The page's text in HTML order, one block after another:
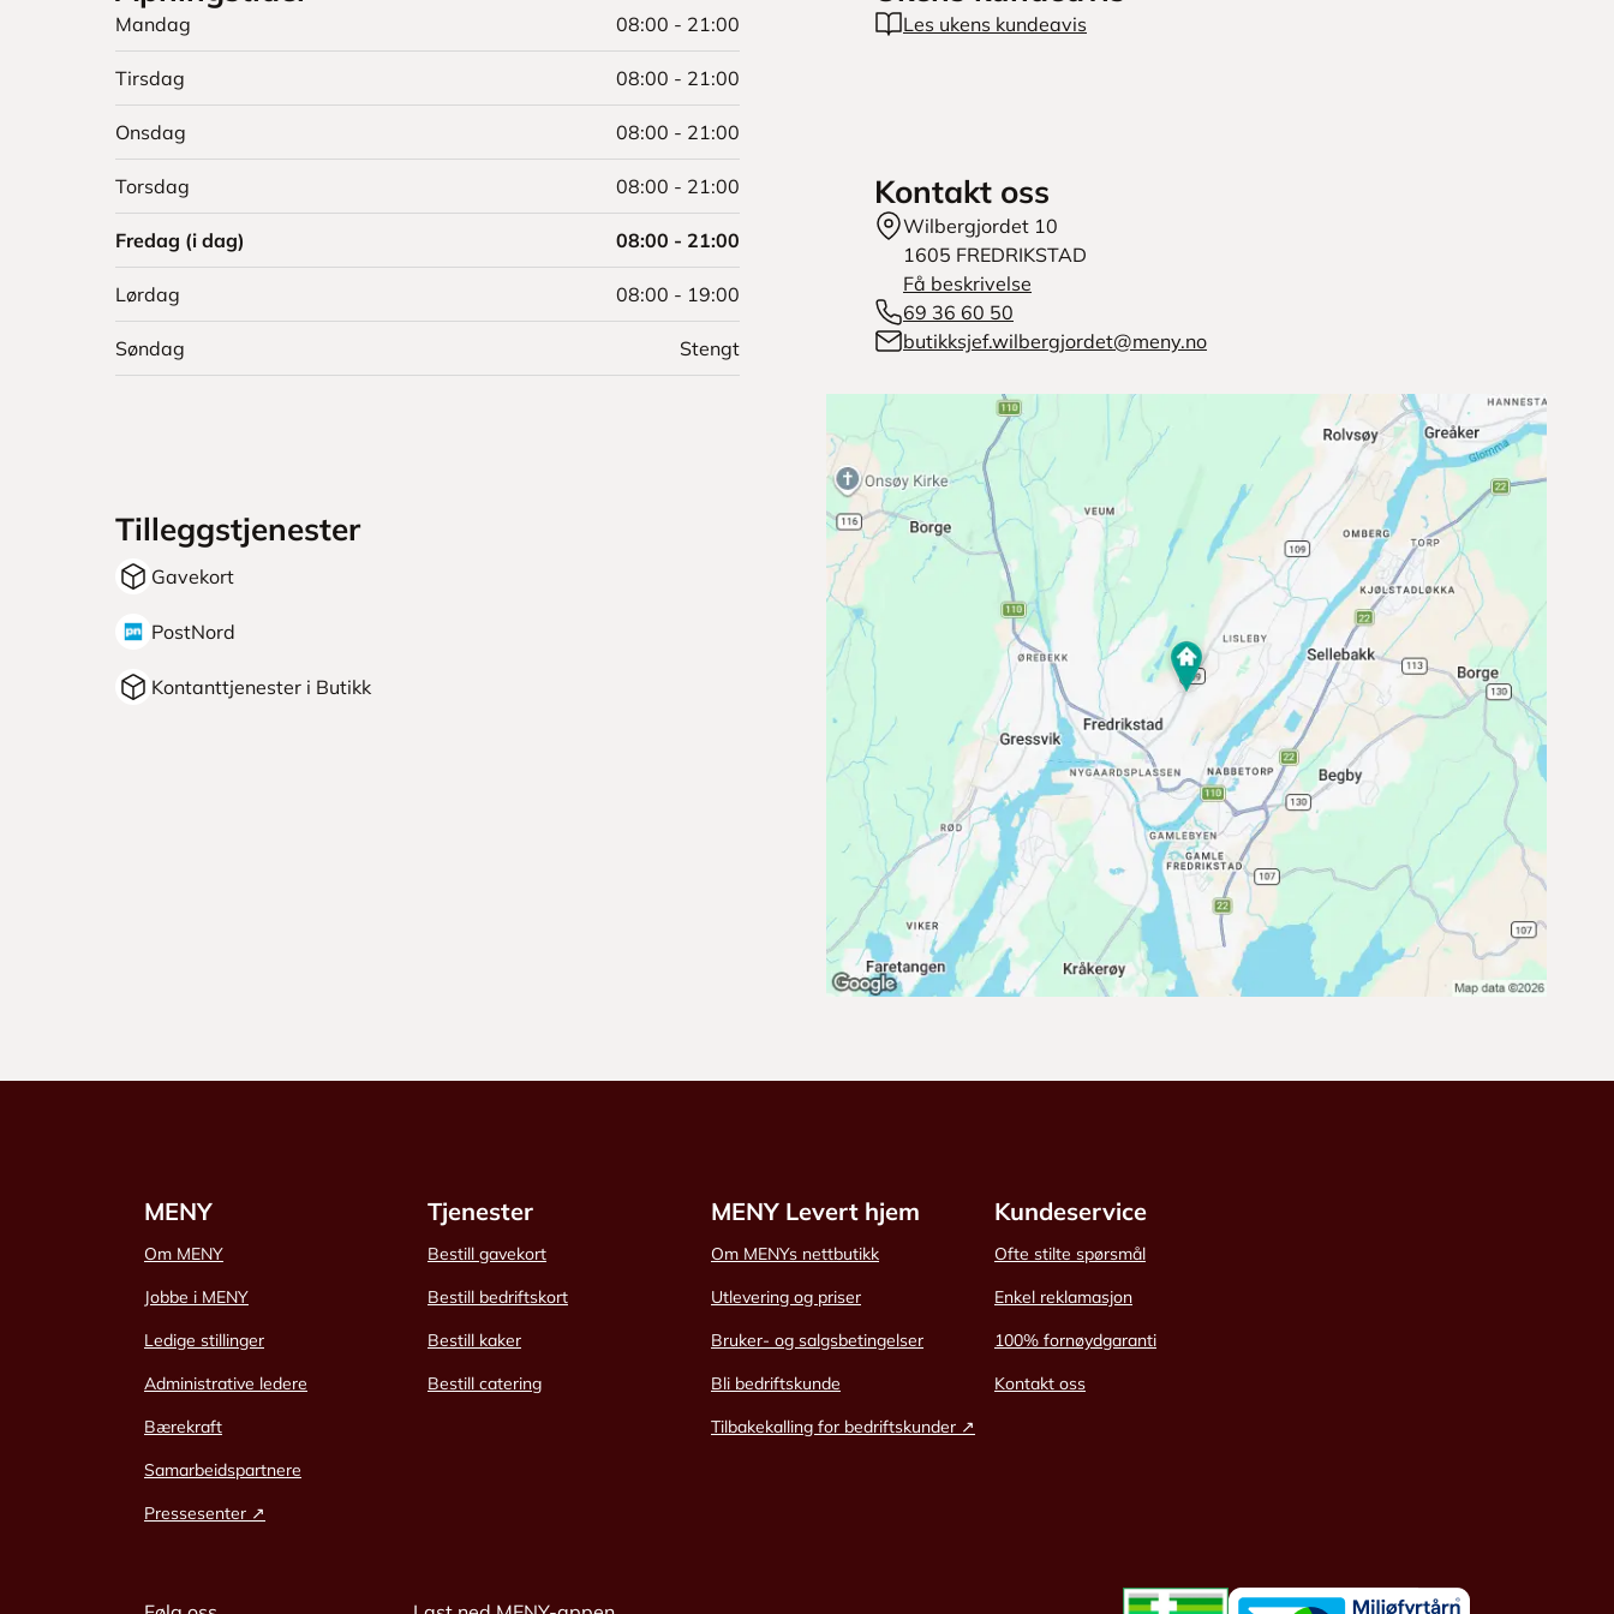
Mandag 08:00 - 21:00
Tirsdag 08:00 - 21:00
Onsdag 08:00 - 21:00
Torsdag 08:00 - 21:00
Fredag (i dag) 08:00 - 21:00
Lørdag 08:00 - 19:00
Søndag Stengt
Tilleggstjenester
Gavekort
PostNord
Kontanttjenester i Butikk
Les ukens kundeavis
Kontakt oss
Wilbergjordet 10
1605 FREDRIKSTAD
Få beskrivelse
69 36 60 50
butikksjef.wilbergjordet@meny.no
MENY
Om MENY
Jobbe i MENY
Ledige stillinger
Administrative ledere
Bærekraft
Samarbeidspartnere
Pressesenter ↗
Tjenester
Bestill gavekort
Bestill bedriftskort
Bestill kaker
Bestill catering
MENY Levert hjem
Om MENYs nettbutikk
Utlevering og priser
Bruker- og salgsbetingelser
Bli bedriftskunde
Tilbakekalling for bedriftskunder ↗
Kundeservice
Ofte stilte spørsmål
Enkel reklamasjon
100% fornøydgaranti
Kontakt oss